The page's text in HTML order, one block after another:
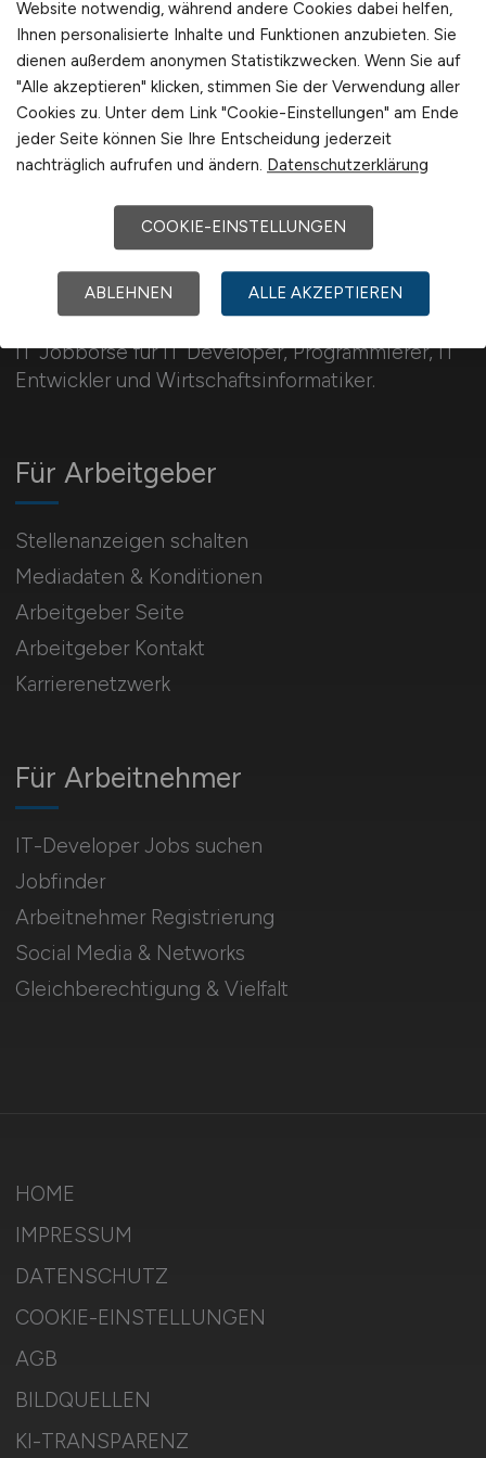
Telekommunikation
Webentwicklung
Wirtschaftsinformatik
Sonstige
Deutschlandweit
Österreich
Schweiz
Europa
International
IT-DEVELOPER.JOBS
IT Jobbörse für IT Developer, Programmierer, IT
Entwickler und Wirtschaftsinformatiker.
Für Arbeitnehmer
IT-Developer Jobs suchen
Jobfinder
Arbeitnehmer Registrierung
Social Media & Networks
Gleichberechtigung & Vielfalt
Für Arbeitgeber
Stellenanzeigen schalten
Mediadaten & Konditionen
Arbeitgeber Seite
Arbeitgeber Kontakt
Karrierenetzwerk
HOME
IMPRESSUM
DATENSCHUTZ
COOKIE-EINSTELLUNGEN
AGB
BILDQUELLEN
KI-TRANSPARENZ
Website notwendig, während andere Cookies dabei helfen,
Ihnen personalisierte Inhalte und Funktionen anzubieten. Sie
dienen außerdem anonymen Statistikzwecken. Wenn Sie auf
"Alle akzeptieren" klicken, stimmen Sie der Verwendung aller
Cookies zu. Unter dem Link "Cookie-Einstellungen" am Ende
jeder Seite können Sie Ihre Entscheidung jederzeit
nachträglich aufrufen und ändern. Datenschutzerklärung
COOKIE-EINSTELLUNGEN
ABLEHNEN ALLE AKZEPTIEREN